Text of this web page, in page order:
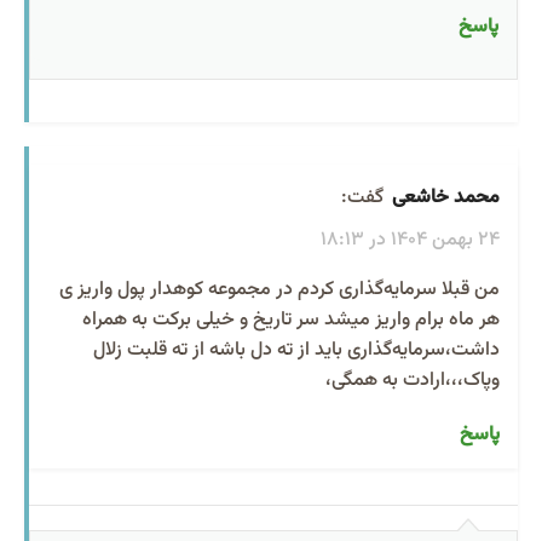
پاسخ
محمد خاشعی گفت:
24 بهمن 1404 در 18:13
من قبلا سرمایه‌گذاری کردم در مجموعه کوهدار پول واریز ی
هر ماه برام واریز میشد سر تاریخ و خیلی برکت به همراه
داشت،سرمایه‌گذاری باید از ته دل باشه از ته قلبت زلال
وپاک،،،ارادت به همگی،
پاسخ